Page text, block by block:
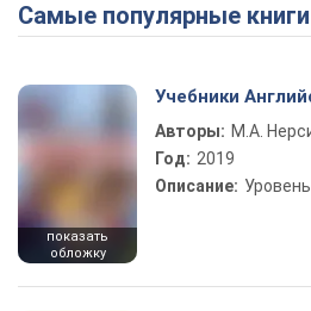
Самые популярные книги
показать
обложку
Учебники
Авторы: М.А.
Год: 2019
Описание: